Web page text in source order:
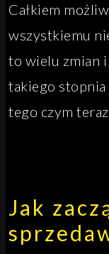
Całkiem
wszystkiemu
to wielu zmian
takiego stopnia
tego czym
Jak